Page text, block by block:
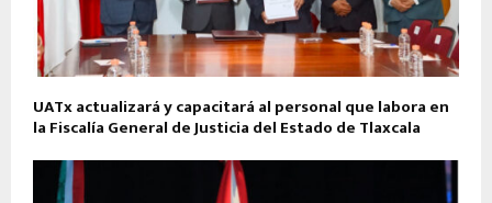
UATx actualizará y capacitará al personal que labora en
la Fiscalía General de Justicia del Estado de Tlaxcala